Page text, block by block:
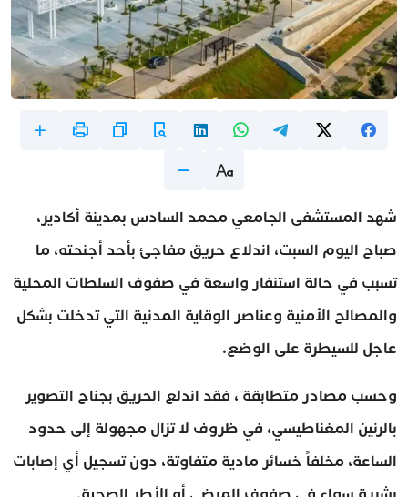
شهد المستشفى الجامعي محمد السادس بمدينة أكادير،
صباح اليوم السبت، اندلاع حريق مفاجئ بأحد أجنحته، ما
تسبب في حالة استنفار واسعة في صفوف السلطات المحلية
والمصالح الأمنية وعناصر الوقاية المدنية التي تدخلت بشكل
عاجل للسيطرة على الوضع.
وحسب مصادر متطابقة ، فقد اندلع الحريق بجناح التصوير
بالرنين المغناطيسي، في ظروف لا تزال مجهولة إلى حدود
الساعة، مخلفاً خسائر مادية متفاوتة، دون تسجيل أي إصابات